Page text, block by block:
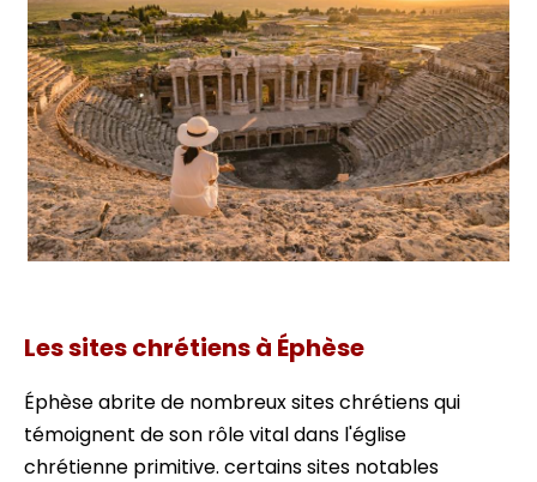
Les sites chrétiens à Éphèse
Éphèse abrite de nombreux sites chrétiens qui
témoignent de son rôle vital dans l'église
chrétienne primitive. certains sites notables